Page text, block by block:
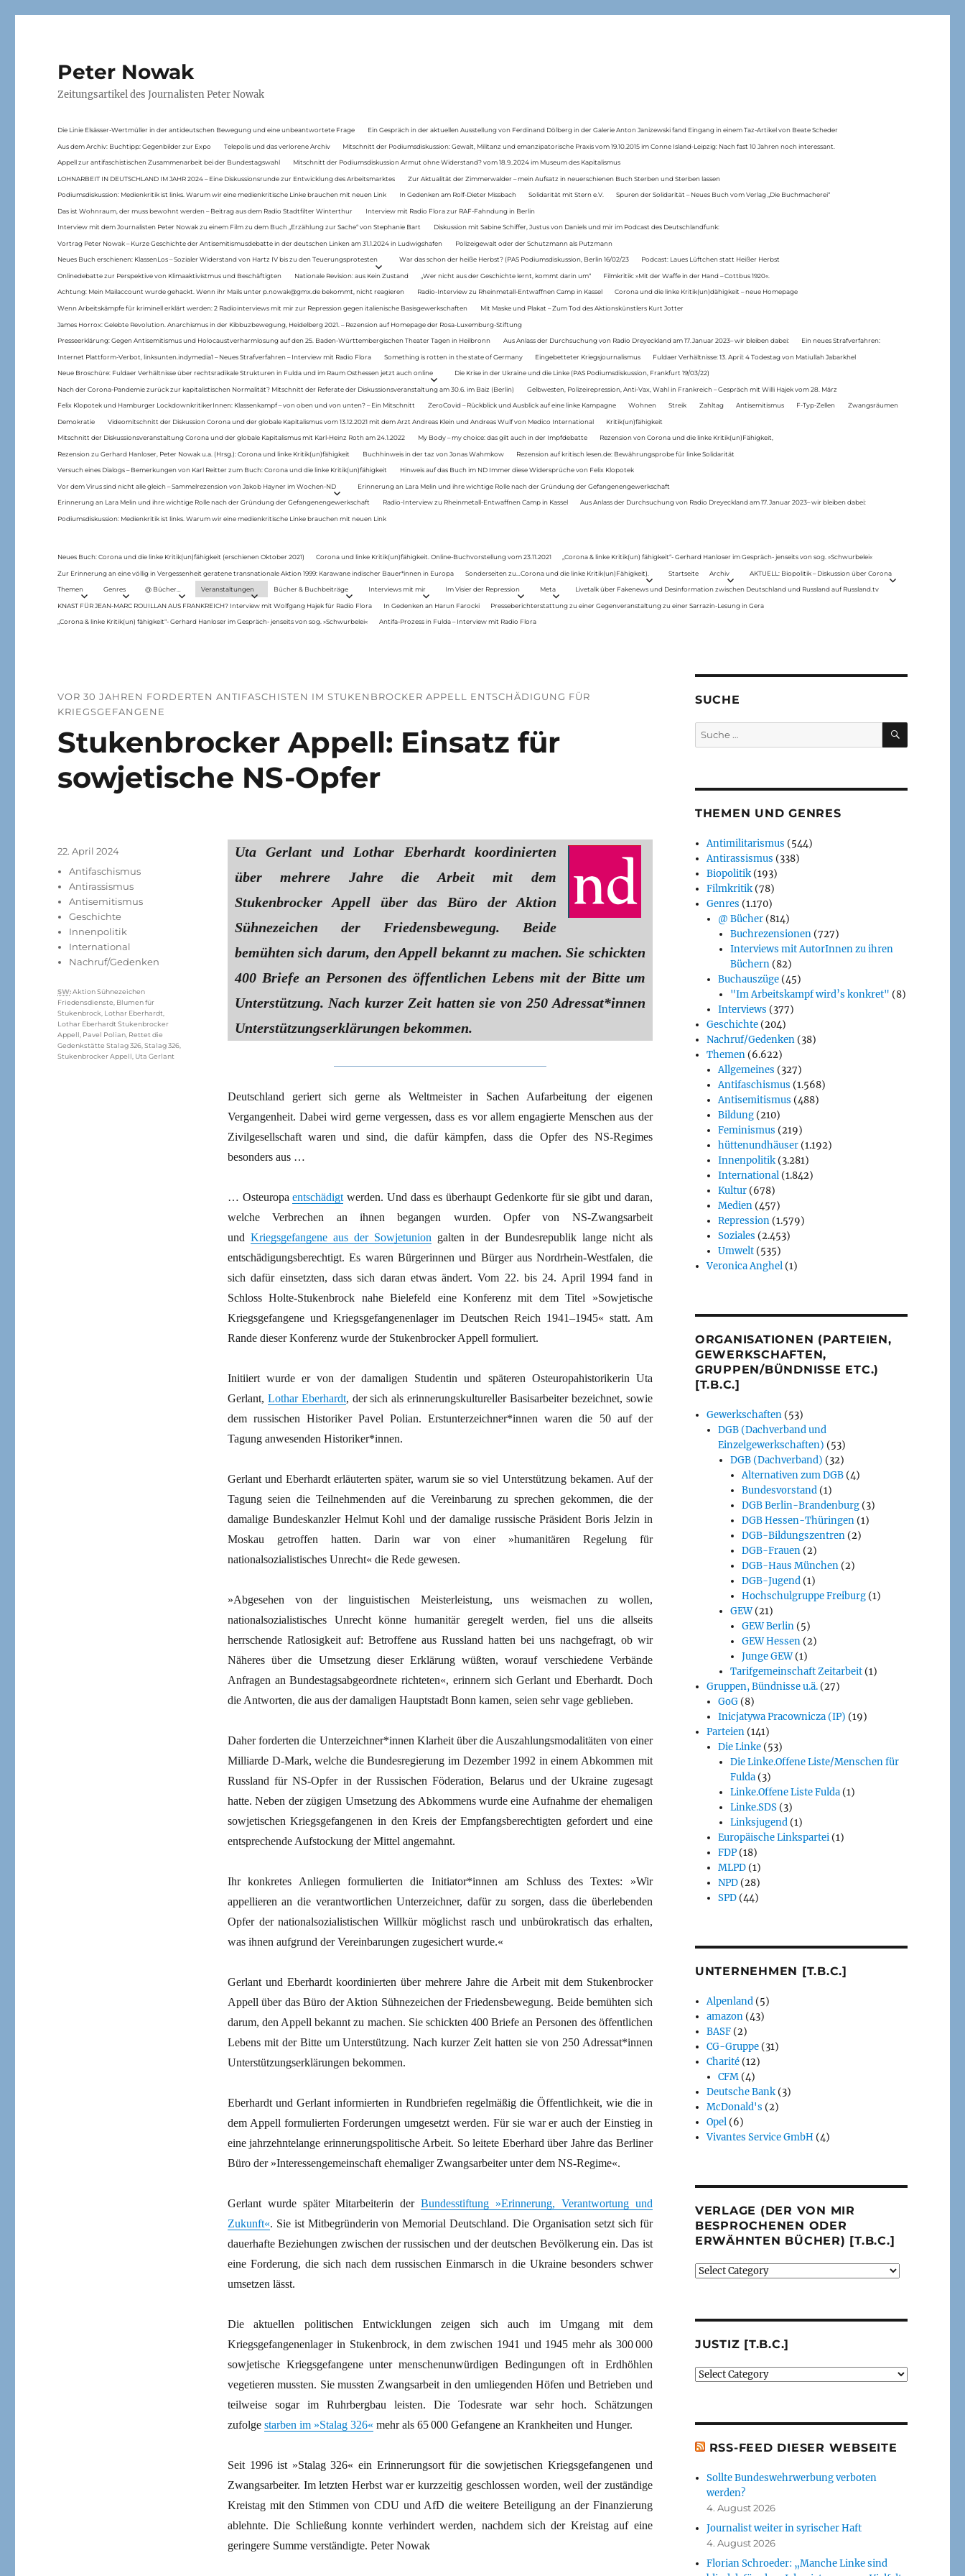
Peter Nowak
Zeitungsartikel des Journalisten Peter Nowak
Die Linie Elsässer-Wertmüller in der antideutschen Bewegung und eine unbeantwortete Frage Ein Gespräch in der aktuellen Ausstellung von Ferdinand Dölberg in der Galerie Anton Janizewski fand Eingang in einem Taz-Artikel von Beate Scheder
Aus dem Archiv: Buchtipp: Gegenbilder zur Expo Telepolis und das verlorene Archiv Mitschnitt der Podiumsdiskussion: Gewalt, Militanz und emanzipatorische Praxis vom 19.10.2015 im Conne Island-Leipzig: Nach fast 10 Jahren noch interessant.
Appell zur antifaschistischen Zusammenarbeit bei der Bundestagswahl Mitschnitt der Podiumsdiskussion Armut ohne Widerstand? vom 18.9..2024 im Museum des Kapitalismus
LOHNARBEIT IN DEUTSCHLAND IM JAHR 2024 – Eine Diskussionsrunde zur Entwicklung des Arbeitsmarktes Zur Aktualität der Zimmerwalder – mein Aufsatz in neuerschienen Buch Sterben und Sterben lassen
Podiumsdiskussion: Medienkritik ist links. Warum wir eine medienkritische Linke brauchen mit neuen Link In Gedenken am Rolf-Dieter Missbach Solidarität mit Stern e.V. Spuren der Solidarität – Neues Buch vom Verlag „Die Buchmacherei“
Das ist Wohnraum, der muss bewohnt werden – Beitrag aus dem Radio Stadtfilter Winterthur Interview mit Radio Flora zur RAF-Fahndung in Berlin
Interview mit dem Journalisten Peter Nowak zu einem Film zu dem Buch „Erzählung zur Sache“ von Stephanie Bart Diskussion mit Sabine Schiffer, Justus von Daniels und mir im Podcast des Deutschlandfunk:
Vortrag Peter Nowak – Kurze Geschichte der Antisemitismusdebatte in der deutschen Linken am 31.1.2024 in Ludwigshafen Polizeigewalt oder der Schutzmann als Putzmann
Neues Buch erschienen: KlassenLos – Sozialer Widerstand von Hartz IV bis zu den Teuerungsprotesten War das schon der heiße Herbst? (PAS Podiumsdiskussion, Berlin 16/02/23 Podcast: Laues Lüftchen statt Heißer Herbst
Onlinedebatte zur Perspektive von Klimaaktivistmus und Beschäftigten Nationale Revision: aus Kein Zustand „Wer nicht aus der Geschichte lernt, kommt darin um“ Filmkritik: »Mit der Waffe in der Hand – Cottbus 1920«.
Achtung: Mein Mailaccount wurde gehackt. Wenn ihr Mails unter p.nowak@gmx.de bekommt, nicht reagieren Radio-Interview zu Rheinmetall-Entwaffnen Camp in Kassel Corona und die linke Kritik(un)dähigkeit – neue Homepage
Wenn Arbeitskämpfe für kriminell erklärt werden: 2 Radiointerviews mit mir zur Repression gegen italienische Basisgewerkschaften Mit Maske und Plakat – Zum Tod des Aktionskünstlers Kurt Jotter
James Horrox: Gelebte Revolution. Anarchismus in der Kibbuzbewegung, Heidelberg 2021. – Rezension auf Homepage der Rosa-Luxemburg-Stiftung
Presseerklärung: Gegen Antisemitismus und Holocaustverharmlosung auf den 25. Baden-Württembergischen Theater Tagen in Heilbronn Aus Anlass der Durchsuchung von Radio Dreyeckland am 17.Januar 2023– wir bleiben dabei: Ein neues Strafverfahren:
Internet Plattform-Verbot, linksunten.indymedia1 – Neues Strafverfahren – Interview mit Radio Flora Something is rotten in the state of Germany Eingebetteter Kriegsjournalismus Fuldaer Verhältnisse: 13. April: 4 Todestag von Matiul­lah Jabarkhel
Neue Broschüre: Fuldaer Verhältnisse über rechtsradikale Strukturen in Fulda und im Raum Osthessen jetzt auch online Die Krise in der Ukraine und die Linke (PAS Podiumsdiskussion, Frankfurt 19/03/22)
Nach der Corona-Pandemie zurück zur kapitalistischen Normalität? Mitschnitt der Referate der Diskussionsveranstaltung am 30.6. im Baiz (Berlin) Gelbwesten, Polizeirepression, Anti-Vax, Wahl in Frankreich – Gespräch mit Willi Hajek vom 28. März
Felix Klopotek und Hamburger LockdownkritikerInnen: Klassenkampf – von oben und von unten? – Ein Mitschnitt ZeroCovid – Rückblick und Ausblick auf eine linke Kampagne Wohnen Streik Zahltag Antisemitismus F-Typ-Zellen Zwangsräumen
Demokratie Videomitschnitt der Diskussion Corona und der globale Kapitalismus vom 13.12.2021 mit dem Arzt Andreas Klein und Andreas Wulf von Medico International Kritik(un)fähigkeit
Mitschnitt der Diskussionsveranstaltung Corona und der globale Kapitalismus mit Karl-Heinz Roth am 24.1.2022 My Body – my choice: das gilt auch in der Impfdebatte Rezension von Corona und die linke Kritik(un)Fähigkeit,
Rezension zu Gerhard Hanloser, Peter Nowak u.a. (Hrsg.): Corona und linke Kritik(un)fähigkeit Buchhinweis in der taz von Jonas Wahmkow Rezension auf kritisch lesen.de: Bewährungsprobe für linke Solidarität
Versuch eines Dialogs – Bemerkungen von Karl Reitter zum Buch: Corona und die linke Kritik(un)fähigkeit Hinweis auf das Buch im ND Immer diese Widersprüche von Felix Klopotek
Vor dem Virus sind nicht alle gleich – Sammelrezension von Jakob Hayner im Wochen-ND Erinnerung an Lara Melin und ihre wichtige Rolle nach der Gründung der Gefangenengewerkschaft
Erinnerung an Lara Melin und ihre wichtige Rolle nach der Gründung der Gefangenengewerkschaft Radio-Interview zu Rheinmetall-Entwaffnen Camp in Kassel Aus Anlass der Durchsuchung von Radio Dreyeckland am 17.Januar 2023– wir bleiben dabei:
Podiumsdiskussion: Medienkritik ist links. Warum wir eine medienkritische Linke brauchen mit neuen Link
Neues Buch: Corona und die linke Kritik(un)fähigkeit (erschienen Oktober 2021) Corona und linke Kritik(un)fähigkeit. Online-Buchvorstellung vom 23.11.2021 „Corona & linke Kritik(un) fähigkeit“- Gerhard Hanloser im Gespräch- jenseits von sog. »Schwurbelei«
Zur Erinnerung an eine völlig in Vergessenheit geratene transnationale Aktion 1999: Karawane indischer Bauer*innen in Europa Sonderseiten zu…Corona und die linke Kritik(un)Fähigkeit). Startseite Archiv AKTUELL: Biopolitik – Diskussion über Corona
Themen Genres @ Bücher… Veranstaltungen Bücher & Buchbeiträge Interviews mit mir Im Visier der Repression Meta Livetalk über Fakenews und Desinformation zwischen Deutschland und Russland auf Russland.tv
KNAST FÜR JEAN-MARC ROUILLAN AUS FRANKREICH? Interview mit Wolfgang Hajek für Radio Flora In Gedenken an Harun Farocki Presseberichterstattung zu einer Gegenveranstaltung zu einer Sarrazin-Lesung in Gera
„Corona & linke Kritik(un) fähigkeit“- Gerhard Hanloser im Gespräch- jenseits von sog. »Schwurbelei« Antifa-Prozess in Fulda – Interview mit Radio Flora
VOR 30 JAHREN FORDERTEN ANTIFASCHISTEN IM STUKENBROCKER APPELL ENTSCHÄDIGUNG FÜR
KRIEGSGEFANGENE
Stukenbrocker Appell: Einsatz für
sowjetische NS-Opfer
Uta Gerlant und Lothar Eberhardt koordinierten
über mehrere Jahre die Arbeit mit dem
Stukenbrocker Appell über das Büro der Aktion
Sühnezeichen der Friedensbewegung. Beide
bemühten sich darum, den Appell bekannt zu machen. Sie schickten
400 Briefe an Personen des öffentlichen Lebens mit der Bitte um
Unterstützung. Nach kurzer Zeit hatten sie von 250 Adressat*innen
Unterstützungserklärungen bekommen.
Deutschland geriert sich gerne als Weltmeister in Sachen Aufarbeitung der eigenen
Vergangenheit. Dabei wird gerne vergessen, dass es vor allem engagierte Menschen aus der
Zivilgesellschaft waren und sind, die dafür kämpfen, dass die Opfer des NS-Regimes
besonders aus …
… Osteuropaentschädigt werden. Und dass es überhaupt Gedenkorte für sie gibt und daran,
welche Verbrechen an ihnen begangen wurden. Opfer von NS-Zwangsarbeit
und Kriegsgefangene aus der Sowjetunion galten in der Bundesrepublik lange nicht als
entschädigungsberechtigt. Es waren Bürgerinnen und Bürger aus Nordrhein-Westfalen, die
sich dafür einsetzten, dass sich daran etwas ändert. Vom 22. bis 24. April 1994 fand in
Schloss Holte-Stukenbrock nahe Bielefeld eine Konferenz mit dem Titel »Sowjetische
Kriegsgefangene und Kriegsgefangenenlager im Deutschen Reich 1941–1945« statt. Am
Rande dieser Konferenz wurde der Stukenbrocker Appell formuliert.
Initiiert wurde er von der damaligen Studentin und späteren Osteuropahistorikerin Uta
Gerlant, Lothar Eberhardt, der sich als erinnerungskultureller Basisarbeiter bezeichnet, sowie
dem russischen Historiker Pavel Polian. Erstunterzeichner*innen waren die 50 auf der
Tagung anwesenden Historiker*innen.
Gerlant und Eberhardt erläuterten später, warum sie so viel Unterstützung bekamen. Auf der
Tagung seien die Teilnehmenden auf die Vereinbarung zu sprechen gekommen, die der
damalige Bundeskanzler Helmut Kohl und der damalige russische Präsident Boris Jelzin in
Moskau getroffen hatten. Darin war von einer »humanitären Regelung für
nationalsozialistisches Unrecht« die Rede gewesen.
»Abgesehen von der linguistischen Meisterleistung, uns weismachen zu wollen,
nationalsozialistisches Unrecht könne humanitär geregelt werden, fiel uns die allseits
herrschende Ratlosigkeit auf: Betroffene aus Russland hatten bei uns nachgefragt, ob wir
Näheres über die Umsetzung dieser Erklärung wüßten, worauf verschiedene Verbände
Anfragen an Bundestagsabgeordnete richteten«, erinnern sich Gerlant und Eberhardt. Doch
die Antworten, die aus der damaligen Hauptstadt Bonn kamen, seien sehr vage geblieben.
Daher forderten die Unterzeichner*innen Klarheit über die Auszahlungsmodalitäten von einer
Milliarde D-Mark, welche die Bundesregierung im Dezember 1992 in einem Abkommen mit
Russland für NS-Opfer in der Russischen Föderation, Belarus und der Ukraine zugesagt
hatte. Neben der zügigen Umsetzung des Abkommens wurde eine Aufnahme der ehemaligen
sowjetischen Kriegsgefangenen in den Kreis der Empfangsberechtigten gefordert und eine
entsprechende Aufstockung der Mittel angemahnt.
Ihr konkretes Anliegen formulierten die Initiator*innen am Schluss des Textes: »Wir
appellieren an die verantwortlichen Unterzeichner, dafür zu sorgen, dass die überlebenden
Opfer der nationalsozialistischen Willkür möglichst rasch und unbürokratisch das erhalten,
was ihnen aufgrund der Vereinbarungen zugesichert wurde.«
Gerlant und Eberhardt koordinierten über mehrere Jahre die Arbeit mit dem Stukenbrocker
Appell über das Büro der Aktion Sühnezeichen der Friedensbewegung. Beide bemühten sich
darum, den Appell bekannt zu machen. Sie schickten 400 Briefe an Personen des öffentlichen
Lebens mit der Bitte um Unterstützung. Nach kurzer Zeit hatten sie von 250 Adressat*innen
Unterstützungserklärungen bekommen.
Eberhardt und Gerlant informierten in Rundbriefen regelmäßig die Öffentlichkeit, wie die in
dem Appell formulierten Forderungen umgesetzt werden. Für sie war er auch der Einstieg in
eine jahrzehntelange erinnerungspolitische Arbeit. So leitete Eberhard über Jahre das Berliner
Büro der »Interessengemeinschaft ehemaliger Zwangsarbeiter unter dem NS-Regime«.
Gerlant wurde später Mitarbeiterin derBundesstiftung »Erinnerung, Verantwortung und
Zukunft«. Sie ist Mitbegründerin von Memorial Deutschland. Die Organisation setzt sich für
dauerhafte Beziehungen zwischen der russischen und der deutschen Bevölkerung ein. Das ist
eine Forderung, die sich nach dem russischen Einmarsch in die Ukraine besonders schwer
umsetzen lässt.
Die aktuellen politischen Entwicklungen zeigen sich auch im Umgang mit dem
Kriegsgefangenenlager in Stukenbrock, in dem zwischen 1941 und 1945 mehr als 300 000
sowjetische Kriegsgefangene unter menschenunwürdigen Bedingungen oft in Erdhöhlen
vegetieren mussten. Sie mussten Zwangsarbeit in den umliegenden Höfen und Betrieben und
teilweise sogar im Ruhrbergbau leisten. Die Todesrate war sehr hoch. Schätzungen
zufolge starben im »Stalag 326« mehr als 65 000 Gefangene an Krankheiten und Hunger.
Seit 1996 ist »Stalag 326« ein Erinnerungsort für die sowjetischen Kriegsgefangenen und
Zwangsarbeiter. Im letzten Herbst war er kurzzeitig geschlossen worden, weil der zuständige
Kreistag mit den Stimmen von CDU und AfD die weitere Beteiligung an der Finanzierung
ablehnte. Die Schließung konnte verhindert werden, nachdem sich der Kreistag auf eine
geringere Summe verständigte. Peter Nowak
Veröffentlicht
22. April 2024
Kategorien
Antifaschismus
Antirassismus
Antisemitismus
Geschichte
Innenpolitik
International
Nachruf/Gedenken
Schlagwörter
SW:Aktion Sühnezeichen
Friedensdienste Blumen für
Stukenbrock Lothar Eberhardt
Lothar Eberhardt Stukenbrocker
Appell Pavel Polian Rettet die
Gedenkstätte Stalag 326 ,Stalag 326
Stukenbrocker Appell Uta Gerlant
SUCHE
Suche
nach:
SUCHEN
THEMEN UND GENRES
Antimilitarismus (544)
Antirassismus (338)
Biopolitik (193)
Filmkritik (78)
Genres (1.170)
@ Bücher (814)
Buchrezensionen(727)
Interviews mit AutorInnen zu ihren
Büchern(82)
Buchauszüge (45)
"Im Arbeitskampf wird’s konkret" (8)
Interviews (377)
Geschichte (204)
Nachruf/Gedenken (38)
Themen (6.622)
Allgemeines (327)
Antifaschismus (1.568)
Antisemitismus (488)
Bildung (210)
Feminismus (219)
hüttenundhäuser (1.192)
Innenpolitik (3.281)
International (1.842)
Kultur (678)
Medien (457)
Repression (1.579)
Soziales (2.453)
Umwelt (535)
Veronica Anghel (1)
ORGANISATIONEN (PARTEIEN,
GEWERKSCHAFTEN,
GRUPPEN/BÜNDNISSE ETC.)
[T.B.C.]
Gewerkschaften (53)
DGB (Dachverband und
Einzelgewerkschaften) (53)
DGB (Dachverband) (32)
Alternativen zum DGB(4)
Bundesvorstand(1)
DGB Berlin-Brandenburg(3)
DGB Hessen-Thüringen(1)
DGB-Bildungszentren(2)
DGB-Frauen(2)
DGB-Haus München(2)
DGB-Jugend(1)
Hochschulgruppe Freiburg(1)
GEW(21)
GEW Berlin(5)
GEW Hessen(2)
Junge GEW(1)
Tarifgemeinschaft Zeitarbeit(1)
Gruppen, Bündnisse u.ä. (27)
GoG (8)
Inicjatywa Pracownicza (IP) (19)
Parteien (141)
Die Linke (53)
Die Linke.Offene Liste/Menschen für
Fulda(3)
Linke.Offene Liste Fulda(1)
Linke.SDS(3)
Linksjugend(1)
Europäische Linkspartei (1)
FDP (18)
MLPD (1)
NPD (28)
SPD (44)
UNTERNEHMEN [T.B.C.]
Alpenland (5)
amazon (43)
BASF (2)
CG-Gruppe (31)
Charité (12)
CFM (4)
Deutsche Bank (3)
McDonald's (2)
Opel (6)
Vivantes Service GmbH (4)
VERLAGE (DER VON MIR
BESPROCHENEN ODER
ERWÄHNTEN BÜCHER) [T.B.C.]
Verlage
oder
Bücher)
JUSTIZ [T.B.C.]
Justiz
RSS-FEED DIESER WEBSEITE
Sollte Bundeswehrwerbung verboten
werden?
4. August 2026
Journalist weiter in syrischer Haft
4. August 2026
Florian Schroeder: „Manche Linke sind